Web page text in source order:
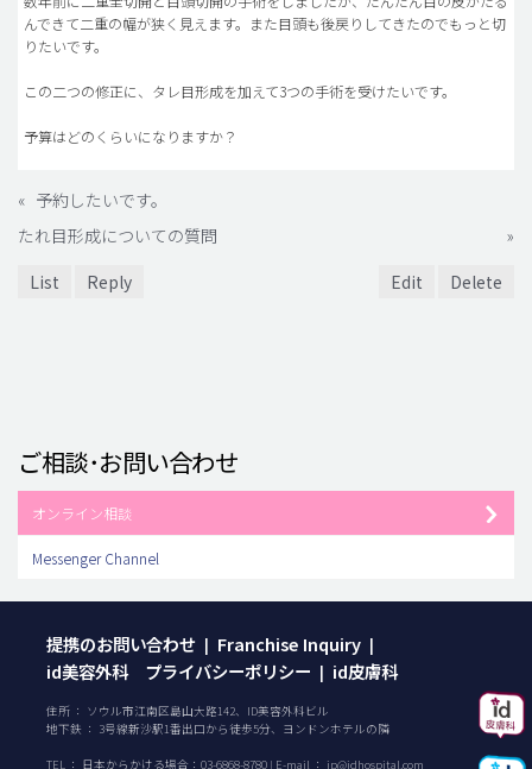
ご相談のお問い合わせ
んできて二重の幅が狭く見えます。また目頭も後戻りしてきたのでもっと切
りたいです。
この二つの修正に、タレ目形成を加えて3つの手術を受けたいです。
予算はどのくらいになりますか？
« 予約したいです。
たれ目形成についての質問
»
List
Reply Edit Delete
ご相談･お問い合わせ
オンライン相談
Messenger Channel
提携のお問い合わせ | Franchise Inquiry |
id美容外科 プライバシーポリシー | id皮膚科
住所 ： ソウル市江南区島山大路142、ID美容外科ビル
地下鉄 ： 3号線新沙駅1番出口から徒歩5分、ヨンドンホテルの隣
TEL ： 日本からかける場合： 03-6868-8780 | E-mail ： jp@idhospital.com